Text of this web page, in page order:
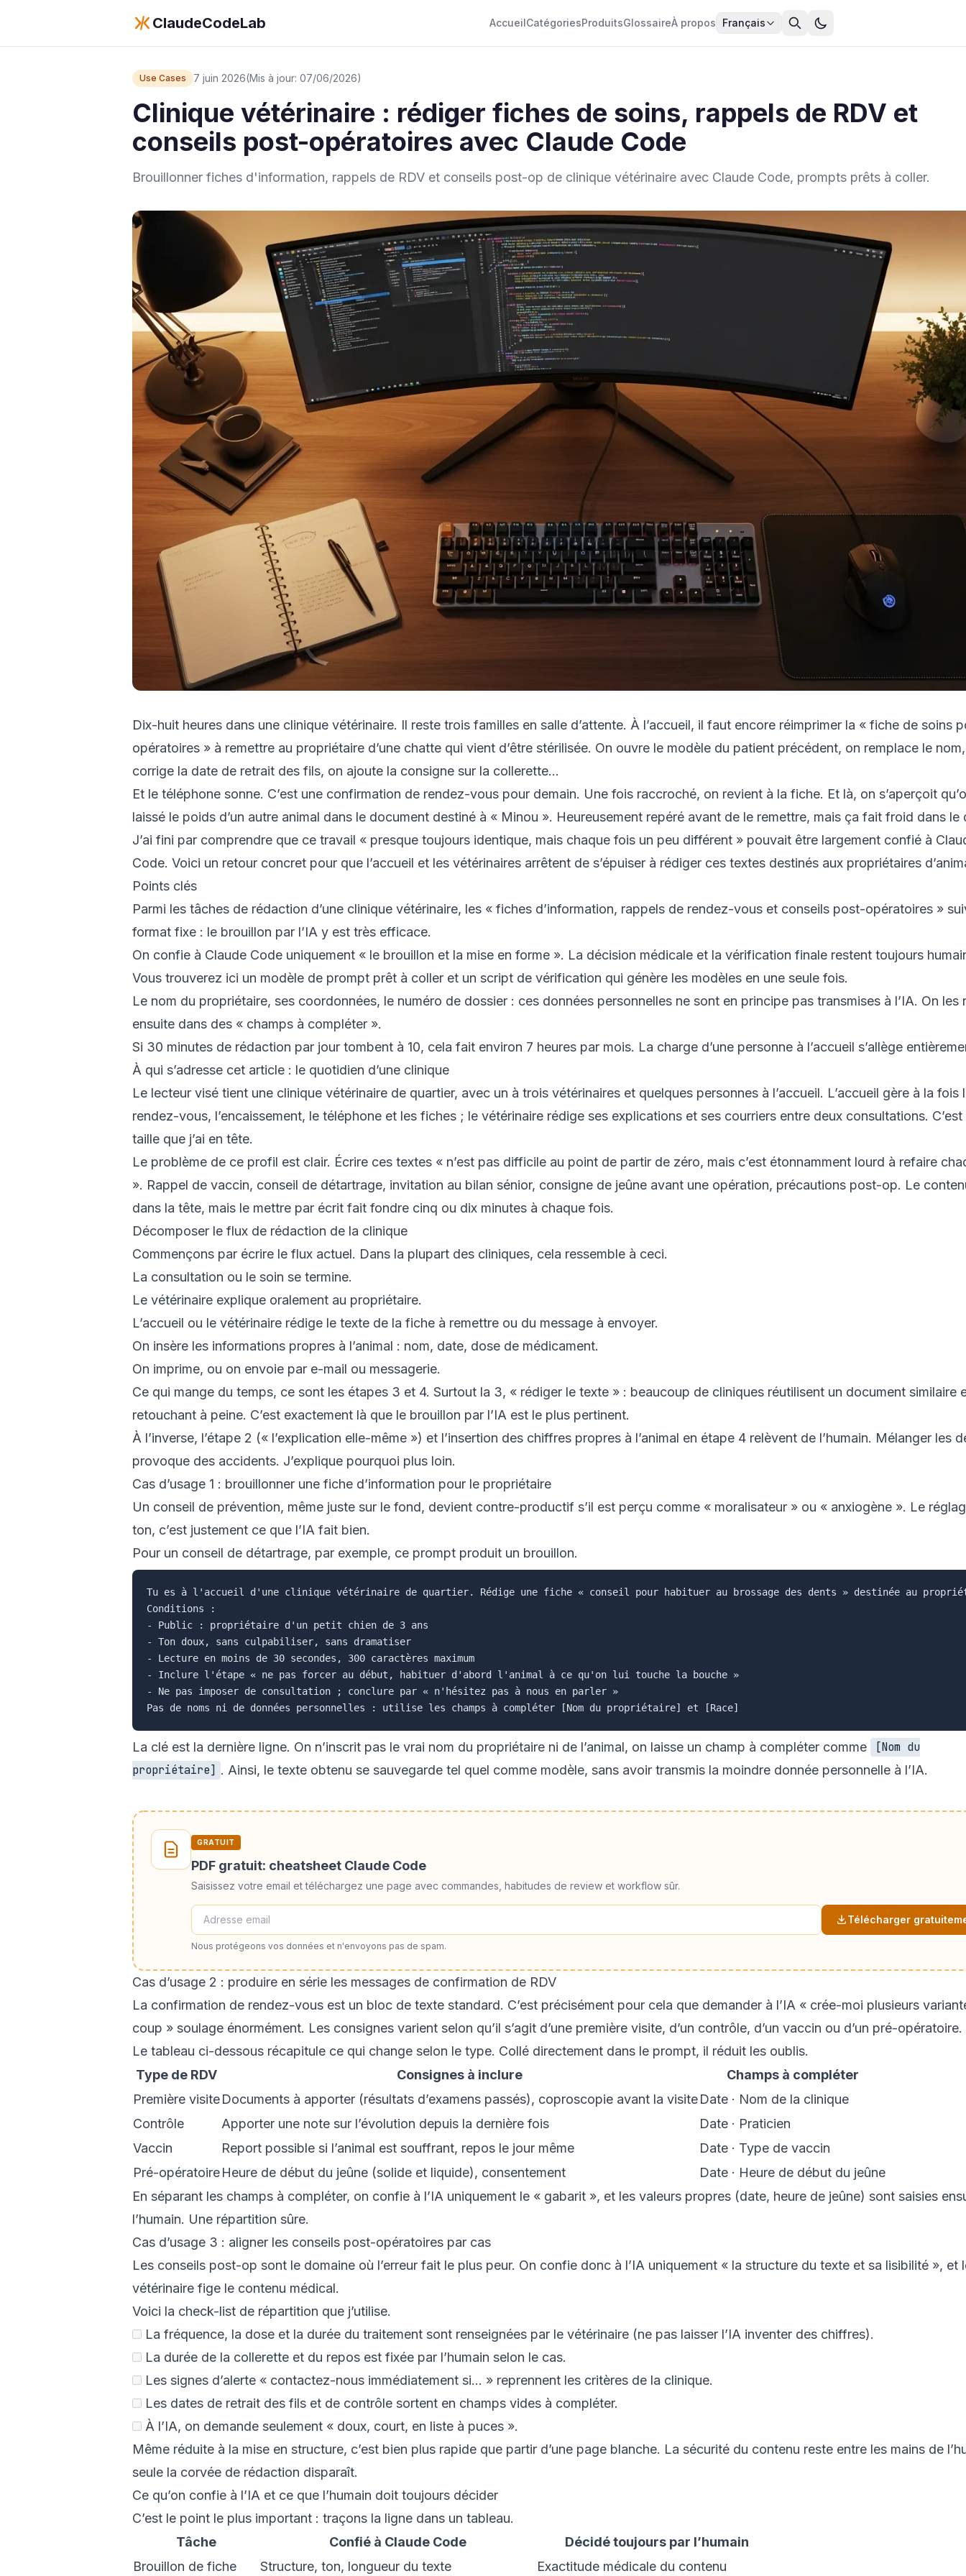
ClaudeCodeLab AccueilCatégoriesProduitsGlossaireÀ propos Français
Use Cases 7 juin 2026(Mis à jour: 07/06/2026)
Clinique vétérinaire : rédiger fiches de soins, rappels de RDV et
conseils post-opératoires avec Claude Code
Brouillonner fiches d'information, rappels de RDV et conseils post-op de clinique vétérinaire avec Claude Code, prompts prêts à coller.
Dix-huit heures dans une clinique vétérinaire. Il reste trois familles en salle d’attente. À l’accueil, il faut encore réimprimer la « fiche de soins
opératoires » à remettre au propriétaire d’une chatte qui vient d’être stérilisée. On ouvre le modèle du patient précédent, on remplace le
corrige la date de retrait des fils, on ajoute la consigne sur la collerette…
Et le téléphone sonne. C’est une confirmation de rendez-vous pour demain. Une fois raccroché, on revient à la fiche. Et là, on s’aperçoit
laissé le poids d’un autre animal dans le document destiné à « Minou ». Heureusement repéré avant de le remettre, mais ça fait froid dans le
J’ai fini par comprendre que ce travail « presque toujours identique, mais chaque fois un peu différent » pouvait être largement confié à
Code. Voici un retour concret pour que l’accueil et les vétérinaires arrêtent de s’épuiser à rédiger ces textes destinés aux propriétaires
Points clés
Parmi les tâches de rédaction d’une clinique vétérinaire, les « fiches d’information, rappels de rendez-vous et conseils post-opératoires »
format fixe : le brouillon par l’IA y est très efficace.
On confie à Claude Code uniquement « le brouillon et la mise en forme ». La décision médicale et la vérification finale restent toujours
Vous trouverez ici un modèle de prompt prêt à coller et un script de vérification qui génère les modèles en une seule fois.
Le nom du propriétaire, ses coordonnées, le numéro de dossier : ces données personnelles ne sont en principe pas transmises à l’IA. On les
ensuite dans des « champs à compléter ».
Si 30 minutes de rédaction par jour tombent à 10, cela fait environ 7 heures par mois. La charge d’une personne à l’accueil s’allège
À qui s’adresse cet article : le quotidien d’une clinique
Le lecteur visé tient une clinique vétérinaire de quartier, avec un à trois vétérinaires et quelques personnes à l’accueil. L’accueil gère à la fois
rendez-vous, l’encaissement, le téléphone et les fiches ; le vétérinaire rédige ses explications et ses courriers entre deux consultations.
taille que j’ai en tête.
Le problème de ce profil est clair. Écrire ces textes « n’est pas difficile au point de partir de zéro, mais c’est étonnamment lourd à refaire
». Rappel de vaccin, conseil de détartrage, invitation au bilan sénior, consigne de jeûne avant une opération, précautions post-op. Le
dans la tête, mais le mettre par écrit fait fondre cinq ou dix minutes à chaque fois.
Décomposer le flux de rédaction de la clinique
Commençons par écrire le flux actuel. Dans la plupart des cliniques, cela ressemble à ceci.
La consultation ou le soin se termine.
Le vétérinaire explique oralement au propriétaire.
L’accueil ou le vétérinaire rédige le texte de la fiche à remettre ou du message à envoyer.
On insère les informations propres à l’animal : nom, date, dose de médicament.
On imprime, ou on envoie par e-mail ou messagerie.
Ce qui mange du temps, ce sont les étapes 3 et 4. Surtout la 3, « rédiger le texte » : beaucoup de cliniques réutilisent un document similaire
retouchant à peine. C’est exactement là que le brouillon par l’IA est le plus pertinent.
À l’inverse, l’étape 2 (« l’explication elle-même ») et l’insertion des chiffres propres à l’animal en étape 4 relèvent de l’humain. Mélanger les
provoque des accidents. J’explique pourquoi plus loin.
Cas d’usage 1 : brouillonner une fiche d’information pour le propriétaire
Un conseil de prévention, même juste sur le fond, devient contre-productif s’il est perçu comme « moralisateur » ou « anxiogène ». Le
ton, c’est justement ce que l’IA fait bien.
Pour un conseil de détartrage, par exemple, ce prompt produit un brouillon.
Tu es à l'accueil d'une clinique vétérinaire de quartier. Rédige une fiche « conseil pour habituer au brossage des dents » destinée au
Conditions :
- Public : propriétaire d'un petit chien de 3 ans
- Ton doux, sans culpabiliser, sans dramatiser
- Lecture en moins de 30 secondes, 300 caractères maximum
- Inclure l'étape « ne pas forcer au début, habituer d'abord l'animal à ce qu'on lui touche la bouche »
- Ne pas imposer de consultation ; conclure par « n'hésitez pas à nous en parler »
La clé est la dernière ligne. On n’inscrit pas le vrai nom du propriétaire ni de l’animal, on laisse un champ à compléter comme
[Nom du
propriétaire] . Ainsi, le texte obtenu se sauvegarde tel quel comme modèle, sans avoir transmis la moindre donnée personnelle à l’IA.
GRATUIT
PDF gratuit: cheatsheet Claude Code
Saisissez votre email et téléchargez une page avec commandes, habitudes de review et workflow sûr.
Télécharger
Nous protégeons vos données et n'envoyons pas de spam.
Cas d’usage 2 : produire en série les messages de confirmation de RDV
La confirmation de rendez-vous est un bloc de texte standard. C’est précisément pour cela que demander à l’IA « crée-moi plusieurs
coup » soulage énormément. Les consignes varient selon qu’il s’agit d’une première visite, d’un contrôle, d’un vaccin ou d’un pré-opératoire.
Le tableau ci-dessous récapitule ce qui change selon le type. Collé directement dans le prompt, il réduit les oublis.
Type de RDV
Consignes à inclure
Champs à compléter
Première visiteDocuments à apporter (résultats d’examens passés), coproscopie avant la visiteDate · Nom de la clinique
Contrôle
Apporter une note sur l’évolution depuis la dernière fois
Date · Praticien
Vaccin
Report possible si l’animal est souffrant, repos le jour même
Date · Type de vaccin
Pré-opératoireHeure de début du jeûne (solide et liquide), consentement
Date · Heure de début du jeûne
En séparant les champs à compléter, on confie à l’IA uniquement le « gabarit », et les valeurs propres (date, heure de jeûne) sont saisies
l’humain. Une répartition sûre.
Cas d’usage 3 : aligner les conseils post-opératoires par cas
Les conseils post-op sont le domaine où l’erreur fait le plus peur. On confie donc à l’IA uniquement « la structure du texte et sa lisibilité », et
vétérinaire fige le contenu médical.
Voici la check-list de répartition que j’utilise.
La fréquence, la dose et la durée du traitement sont renseignées par le vétérinaire (ne pas laisser l’IA inventer des chiffres).
La durée de la collerette et du repos est fixée par l’humain selon le cas.
Les signes d’alerte « contactez-nous immédiatement si… » reprennent les critères de la clinique.
Les dates de retrait des fils et de contrôle sortent en champs vides à compléter.
À l’IA, on demande seulement « doux, court, en liste à puces ».
Même réduite à la mise en structure, c’est bien plus rapide que partir d’une page blanche. La sécurité du contenu reste entre les mains de
seule la corvée de rédaction disparaît.
Ce qu’on confie à l’IA et ce que l’humain doit toujours décider
C’est le point le plus important : traçons la ligne dans un tableau.
Tâche
Confié à Claude Code
Décidé toujours par l’humain
Brouillon de fiche
Structure, ton, longueur du texte Exactitude médicale du contenu